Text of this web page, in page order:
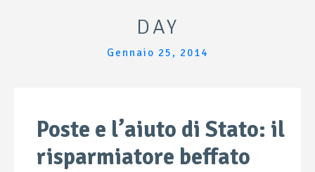
DAY
Gennaio 25, 2014
Poste e l’aiuto di Stato: il
risparmiatore beffato